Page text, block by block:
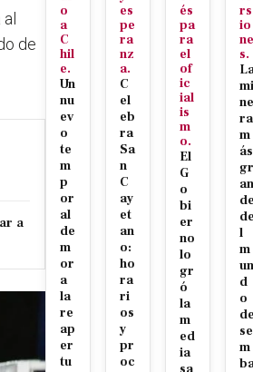
de
a
o
a
C
hil
e.
Un
nu
ev
o
te
m
p
or
al
de
m
or
a
la
re
ap
er
tu
es
pe
ra
nz
a.
C
el
eb
ra
Sa
n
C
ay
et
an
o:
ho
ra
ri
os
y
pr
oc
és
pa
ra
el
of
ic
ial
is
m
o.
El
G
o
bi
er
no
lo
gr
ó
la
m
ed
ia
rs
io
ne
s.
mi
ne
ra
m
ás
gr
an
l
m
un
d
o
se
m